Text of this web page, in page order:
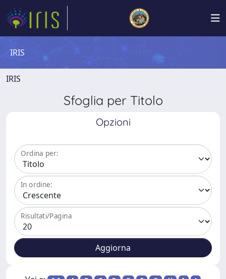
IRIS
IRIS
Sfoglia per Titolo
Opzioni
Ordina per:
In ordine:
Risultati/Pagina